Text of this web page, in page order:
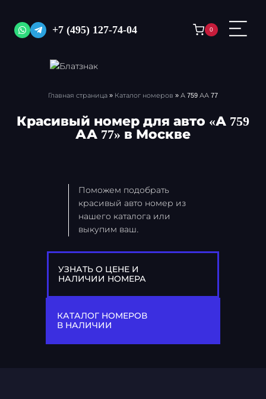
содержимому+7 (495) 127-74-04 0
Главная страница » Каталог номеров » А 759 АА 77
Красивый номер для авто «А 759
АА 77» в Москве
Поможем подобрать
красивый авто номер из
нашего каталога или
выкупим ваш.
А 759 АА
УЗНАТЬ О ЦЕНЕ И
НАЛИЧИИ НОМЕРА
КАТАЛОГ НОМЕРОВ
В НАЛИЧИИ